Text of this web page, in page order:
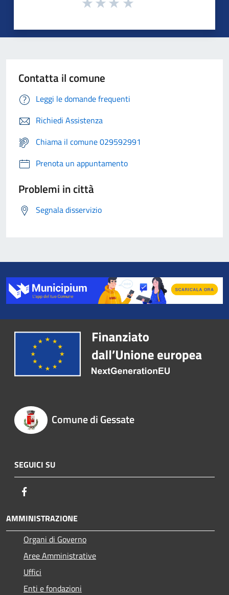
Contatta il comune
Leggi le domande frequenti
Richiedi Assistenza
Chiama il comune 029592991
Prenota un appuntamento
Problemi in città
Segnala disservizio
Comune di Gessate
SEGUICI SU
AMMINISTRAZIONE
Organi di Governo
Aree Amministrative
Uffici
Enti e fondazioni